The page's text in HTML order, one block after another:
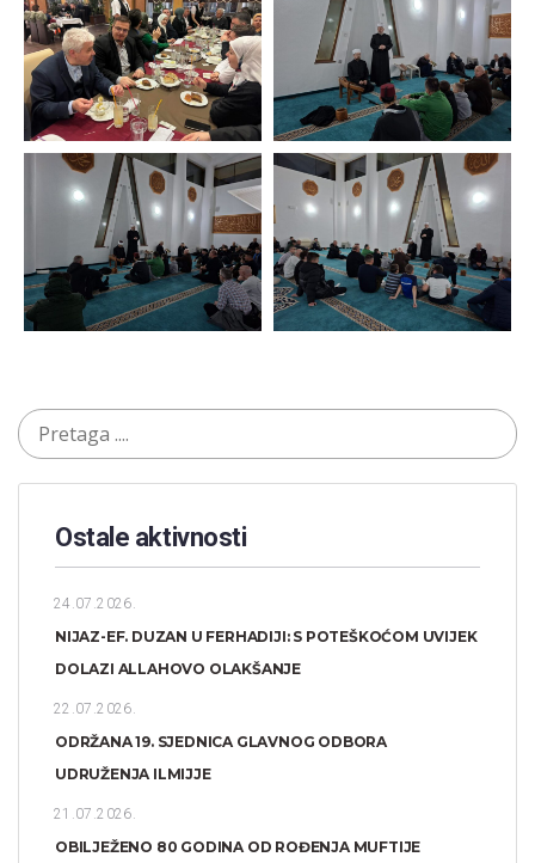
Ostale aktivnosti
24.07.2026.
NIJAZ-EF. DUZAN U FERHADIJI: S POTEŠKOĆOM UVIJEK
DOLAZI ALLAHOVO OLAKŠANJE
22.07.2026.
ODRŽANA 19. SJEDNICA GLAVNOG ODBORA
UDRUŽENJA ILMIJJE
21.07.2026.
OBILJEŽENO 80 GODINA OD ROĐENJA MUFTIJE